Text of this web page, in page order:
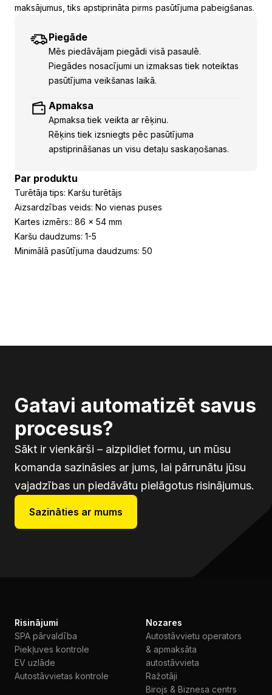
maksājumus, tiks apstiprināta pirms pasūtījuma pabeigšanas.
Piegāde
Mēs piedāvājam piegādi visā pasaulē.
Piegādes nosacījumi un izmaksas tiek noteiktas
pasūtījuma veikšanas laikā.
Apmaksa
Apmaksa tiek veikta ar rēķinu.
Rēķins tiek izsniegts pēc pasūtījuma
apstiprināšanas un visu detaļu saskaņošanas.
Par produktu
Turētāja tips: Karšu turētājs
Aizsardzības veids: No vienas puses
Kartes izmērs:: 86 x 54 mm
Karšu daudzums: 1-5
Minimālā pasūtījuma daudzums: 50
Gatavi automatizēt savus
procesus?
Sākt ir vienkārši – aizpildiet formu, un mūsu
komanda sazināsies ar jums, lai pārrunātu jūsu
vajadzības un piedāvātu pielāgotus risinājumus.
Sazināties ar mums
Risinājumi
SPA pārvaldība
Piekļuves kontrole
EV uzlāde
Autostāvvietas kontrole
Nozares
Autostāvvietu operators
& apmaksāta
autostāvvieta
Ražotāji
Birojs & Biznesa centrs